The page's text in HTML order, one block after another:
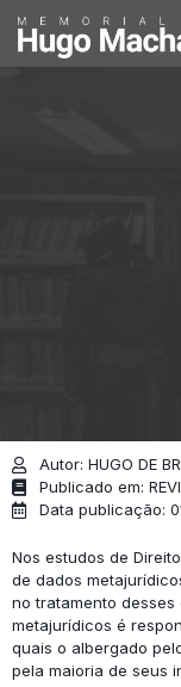
Autor: HUGO DE
Publicado em:
Data publicação:
Nos estudos de
de dados
no tratamento
metajurídicos é
quais o albergado
pela maioria de seus